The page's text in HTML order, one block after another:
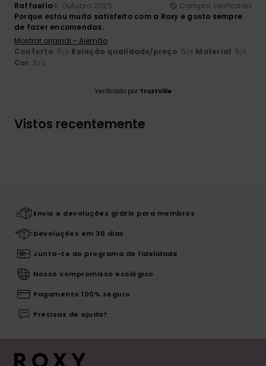
Raffaella4. Outubro 2025
Compra verificada
Porque estou muito satisfeito com a Roxy e gosto sempre
de fazer encomendas.
Mostrar original - Alemão
Conforto: 5 /5 Relação qualidade/preço: 5 /5 Material: 5/5
Cor: 5/5
Verificado por TrustVille
Vistos recentemente
Envio e devoluções grátis para membros
Devoluções em 30 dias
Junta-te ao programa de fidelidade
Nosso compromisso ecológico
Pagamento 100% seguro
Precisas de ajuda?